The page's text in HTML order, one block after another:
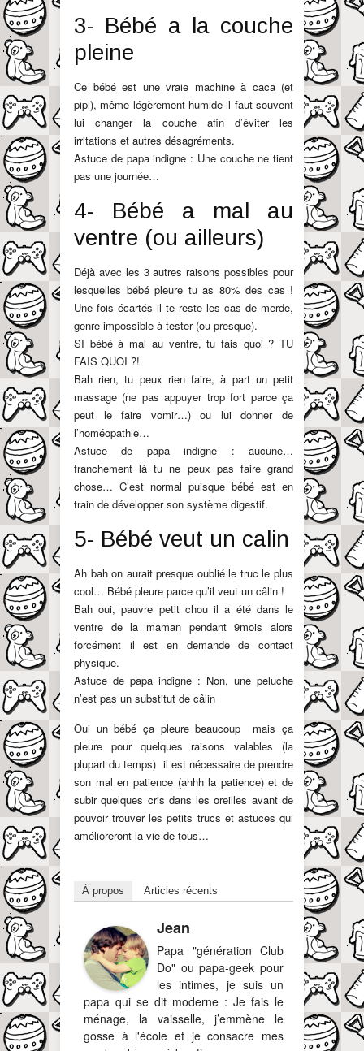
3- Bébé a la couche
pleine
Ce bébé est une vraie machine à caca (et
pipi), même légèrement humide il faut souvent
lui changer la couche afin d’éviter les
irritations et autres désagréments.
Astuce de papa indigne : Une couche ne tient
pas une journée…
4- Bébé a mal au
ventre (ou ailleurs)
Déjà avec les 3 autres raisons possibles pour
lesquelles bébé pleure tu as 80% des cas !
Une fois écartés il te reste les cas de merde,
genre impossible à tester (ou presque).
SI bébé à mal au ventre, tu fais quoi ? TU
FAIS QUOI ?!
Bah rien, tu peux rien faire, à part un petit
massage (ne pas appuyer trop fort parce ça
peut le faire vomir…) ou lui donner de
l’homéopathie…
Astuce de papa indigne : aucune…
franchement là tu ne peux pas faire grand
chose… C’est normal puisque bébé est en
train de développer son système digestif.
5- Bébé veut un calin
Ah bah on aurait presque oublié le truc le plus
cool… Bébé pleure parce qu’il veut un câlin !
Bah oui, pauvre petit chou il a été dans le
ventre de la maman pendant 9mois alors
forcément il est en demande de contact
physique.
Astuce de papa indigne : Non, une peluche
n’est pas un substitut de câlin
Oui un bébé ça pleure beaucoup mais ça
pleure pour quelques raisons valables (la
plupart du temps) il est nécessaire de prendre
son mal en patience (ahhh la patience) et de
subir quelques cris dans les oreilles avant de
pouvoir trouver les petits trucs et astuces qui
amélioreront la vie de tous…
À propos Articles récents
Jean
Papa "génération Club
Do" ou papa-geek pour
les intimes, je suis un
papa qui se dit moderne : Je fais le
ménage, la vaisselle, j’emmène le
gosse à l'école et je consacre mes